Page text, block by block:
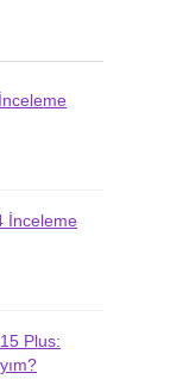
İnceleme
Plus: